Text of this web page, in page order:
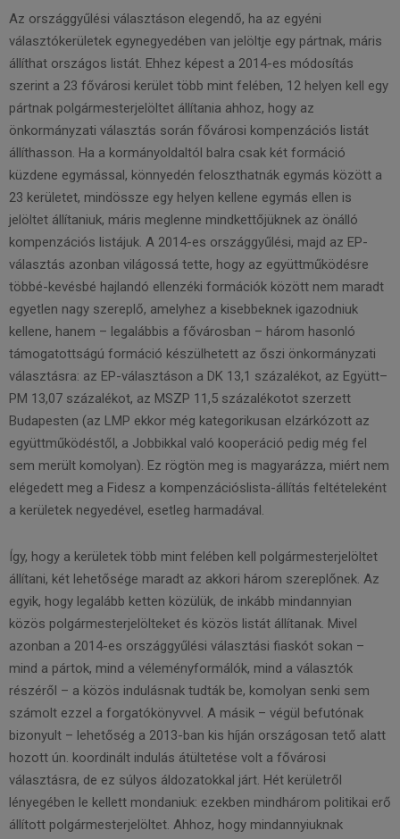
Az országgyűlési választáson elegendő, ha az egyéni
választókerületek egynegyedében van jelöltje egy pártnak, máris
állíthat országos listát. Ehhez képest a 2014-es módosítás
szerint a 23 fővárosi kerület több mint felében, 12 helyen kell egy
pártnak polgármesterjelöltet állítania ahhoz, hogy az
önkormányzati választás során fővárosi kompenzációs listát
állíthasson. Ha a kormányoldaltól balra csak két formáció
küzdene egymással, könnyedén feloszthatnák egymás között a
23 kerületet, mindössze egy helyen kellene egymás ellen is
jelöltet állítaniuk, máris meglenne mindkettőjüknek az önálló
kompenzációs listájuk. A 2014-es országgyűlési, majd az EP-
választás azonban világossá tette, hogy az együttműködésre
többé-kevésbé hajlandó ellenzéki formációk között nem maradt
egyetlen nagy szereplő, amelyhez a kisebbeknek igazodniuk
kellene, hanem – legalábbis a fővárosban – három hasonló
támogatottságú formáció készülhetett az őszi önkormányzati
választásra: az EP-választáson a DK 13,1 százalékot, az Együtt–
PM 13,07 százalékot, az MSZP 11,5 százalékotot szerzett
Budapesten (az LMP ekkor még kategorikusan elzárkózott az
együttműködéstől, a Jobbikkal való kooperáció pedig még fel
sem merült komolyan). Ez rögtön meg is magyarázza, miért nem
elégedett meg a Fidesz a kompenzációslista-állítás feltételeként
a kerületek negyedével, esetleg harmadával.
Így, hogy a kerületek több mint felében kell polgármesterjelöltet
állítani, két lehetősége maradt az akkori három szereplőnek. Az
egyik, hogy legalább ketten közülük, de inkább mindannyian
közös polgármesterjelölteket és közös listát állítanak. Mivel
azonban a 2014-es országgyűlési választási fiaskót sokan –
mind a pártok, mind a véleményformálók, mind a választók
részéről – a közös indulásnak tudták be, komolyan senki sem
számolt ezzel a forgatókönyvvel. A másik – végül befutónak
bizonyult – lehetőség a 2013-ban kis híján országosan tető alatt
hozott ún. koordinált indulás átültetése volt a fővárosi
választásra, de ez súlyos áldozatokkal járt. Hét kerületről
lényegében le kellett mondaniuk: ezekben mindhárom politikai erő
állított polgármesterjelöltet. Ahhoz, hogy mindannyiuknak